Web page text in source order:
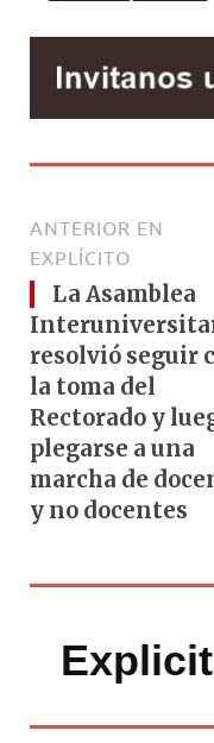
ANTERIOR EN
EXPLÍCITO
La Asamblea
resolvió seguir
la toma del
Rectorado y
plegarse a una
marcha de
y no docentes